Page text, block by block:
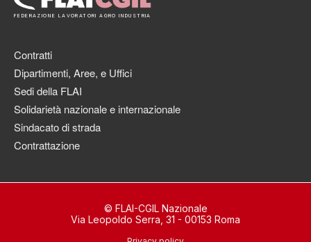
FEDERAZIONE LAVORATORI AGRO INDUSTRIA
Contratti
Dipartimenti, Aree, e Uffici
Sedi della FLAI
Solidarietà nazionale e internazionale
Sindacato di strada
Contrattazione
© FLAI-CGIL Nazionale
Via Leopoldo Serra, 31 - 00153 Roma